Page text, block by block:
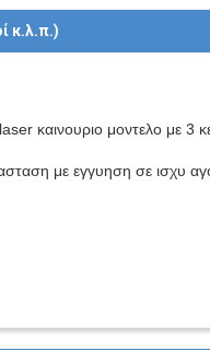
κ.λ.π.)
καινουριο μοντελο με 3
με εγγυηση σε ισχυ